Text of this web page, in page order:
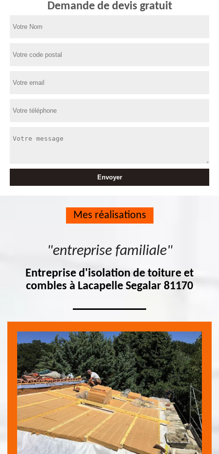
Demande de devis gratuit
Mes réalisations
"entreprise familiale"
Entreprise d'isolation de toiture et
combles à Lacapelle Segalar 81170